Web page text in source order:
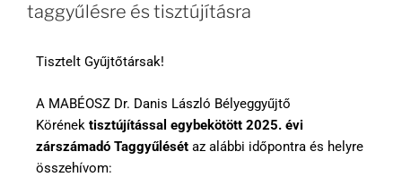
taggyűlésre és tisztújításra
Tisztelt Gyűjtőtársak!
A MABÉOSZ Dr. Danis László Bélyeggyűjtő
Körének tisztújítással egybekötött 2025. évi
zárszámadó Taggyűlését az alábbi időpontra és helyre
összehívom: